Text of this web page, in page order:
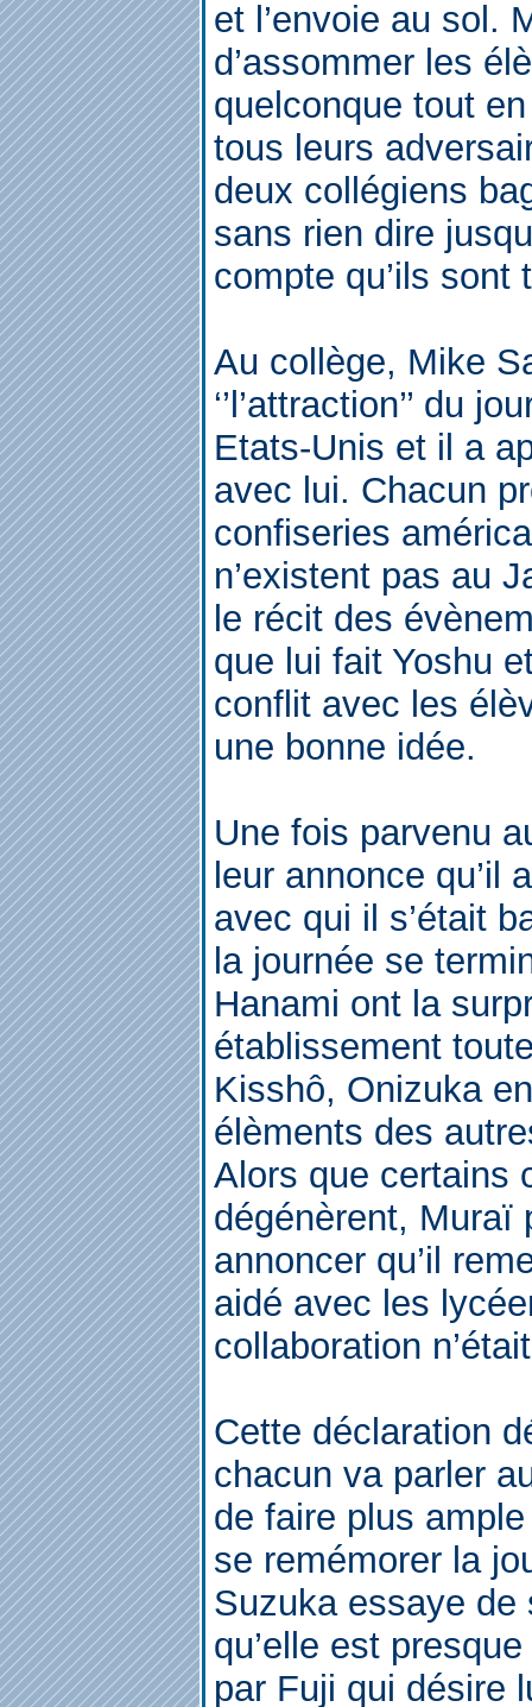
et l’envoie au sol.
d’assommer les
quelconque tout
tous leurs
deux collégiens
sans rien dire
compte qu’ils
Au collège, Mike
‘’l’attraction’’ du
Etats-Unis et il a
avec lui. Chacun
confiseries
n’existent pas au
le récit des
que lui fait Yoshu
conflit avec les
une bonne idée.
Une fois parvenu
leur annonce qu’il
avec qui il s’était
la journée se
Hanami ont la
établissement
Kisshô, Onizuka
élèments des
Alors que certains
dégénèrent, Muraï
annoncer qu’il
aidé avec les
collaboration
Cette déclaration
chacun va parler
de faire plus
se remémorer la
Suzuka essaye de
qu’elle est
par Fuji qui désire